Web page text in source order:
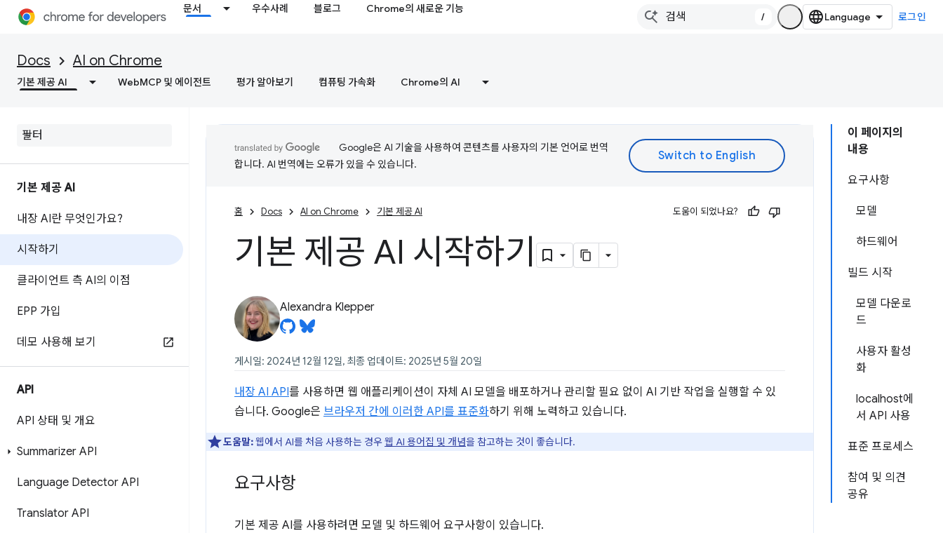
문서 우수사례 블로그 Chrome의 새로운 기능
/ 로그인
Docs AI on Chrome
기본 제공 AI WebMCP 및 에이전트 평가 알아보기 컴퓨팅 가속화 Chrome의 AI
기본 제공 AI
내장 AI란 무엇인가요?
시작하기
클라이언트 측 AI의 이점
EPP 가입
데모 사용해 보기
API
API 상태 및 개요
Summarizer API
Language Detector API
Translator API
이 페이지의
내용
요구사항
모델
하드웨어
빌드 시작
모델 다운로
드
사용자 활성
화
localhost에
서 API 사용
표준 프로세스
참여 및 의견
공유
Google은 AI 기술을 사용하여 콘텐츠를 사용자의 기본 언어로 번역
합니다. AI 번역에는 오류가 있을 수 있습니다.
홈 Docs AI on Chrome 기본 제공 AI 도움이 되었나요?
기본 제공 AI 시작하기
Alexandra Klepper
게시일: 2024년 12월 12일, 최종 업데이트: 2025년 5월 20일
내장 AI API를 사용하면 웹 애플리케이션이 자체 AI 모델을 배포하거나 관리할 필요 없이 AI 기반 작업을 실행할 수 있
습니다. Google은 브라우저 간에 이러한 API를 표준화하기 위해 노력하고 있습니다.
도움말:웹에서 AI를 처음 사용하는 경우웹 AI 용어집 및 개념을 참고하는 것이 좋습니다.
요구사항
기본 제공 AI를 사용하려면 모델 및 하드웨어 요구사항이 있습니다.